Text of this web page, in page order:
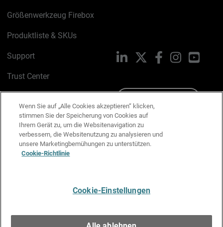
Größenwerkzeug Firebox
Produktliste & SKUs
Support
Trust Center
Cookie-Richtlinie
Datenschutzrichtlinie
Media & Brand Kit
LinkedIn FacebookInstagram
Wenn Sie auf „Alle Cookies akzeptieren“ klicken,
stimmen Sie der Speicherung von Cookies auf
Ihrem Gerät zu, um die Websitenavigation zu
verbessern, die Websitenutzung zu analysieren und
unsere Marketingbemühungen zu unterstützen.
Cookie-Richtlinie
Cookie-Einstellungen